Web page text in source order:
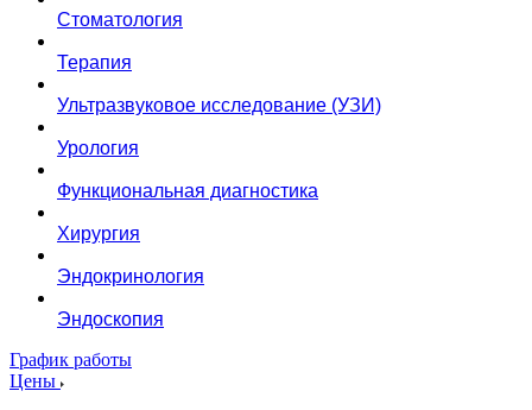
Стоматология
Терапия
Ультразвуковое исследование (УЗИ)
Урология
Функциональная диагностика
Хирургия
Эндокринология
Эндоскопия
График работы
Цены